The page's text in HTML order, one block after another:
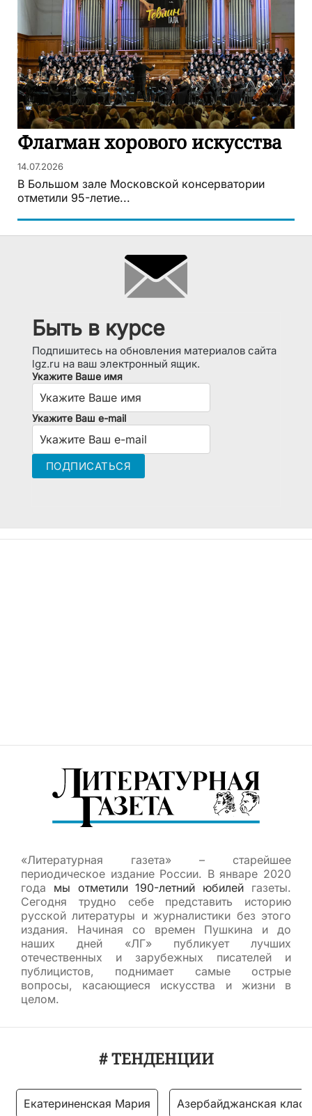
Флагман хорового искусства
14.07.2026
В Большом зале Московской консерватории
отметили 95-летие...
Быть в курсе
Подпишитесь на обновления материалов сайта
lgz.ru на ваш электронный ящик.
Укажите Ваше имя
Укажите Ваш e-mail
«Литературная газета» – старейшее
периодическое издание России. В январе 2020
года мы отметили 190-летний юбилей газеты.
Сегодня трудно себе представить историю
русской литературы и журналистики без этого
издания. Начиная со времен Пушкина и до
наших дней «ЛГ» публикует лучших
отечественных и зарубежных писателей и
публицистов, поднимает самые острые
вопросы, касающиеся искусства и жизни в
целом.
# ТЕНДЕНЦИИ
Екатериненская Мария Азербайджанская